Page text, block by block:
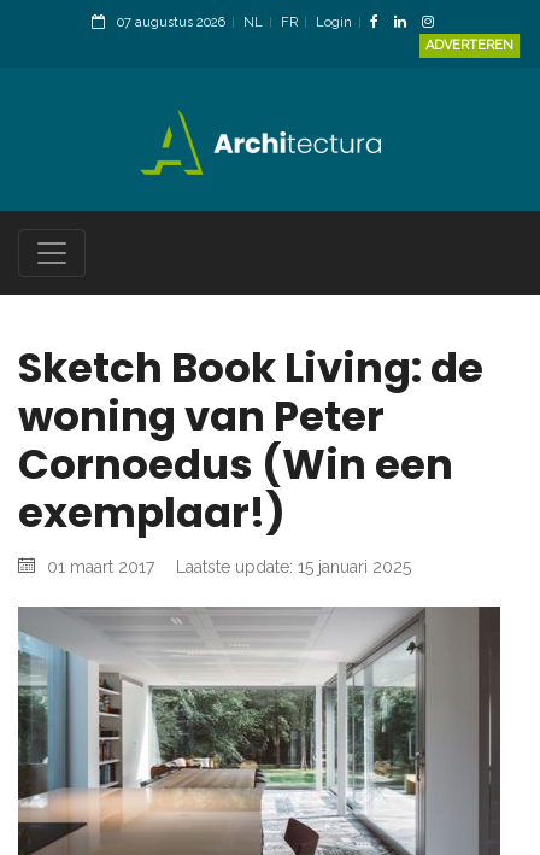
07 augustus 2026 NL FR
Login
ADVERTEREN
Sketch Book Living: de
woning van Peter
Cornoedus (Win een
exemplaar!)
01 maart 2017 Laatste update: 15 januari 2025